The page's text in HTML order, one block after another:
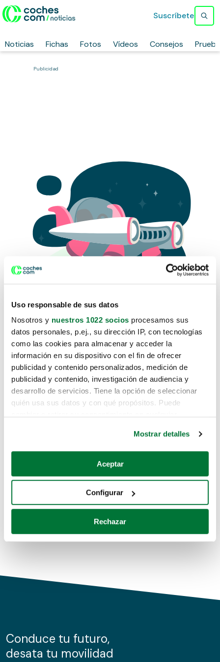
Uso responsable de sus datos
Nosotros y nuestros 1022 socios procesamos sus
datos personales, p.ej., su dirección IP, con tecnologías
como las cookies para almacenar y acceder la
información en su dispositivo con el fin de ofrecer
publicidad y contenido personalizados, medición de
publicidad y contenido, investigación de audiencia y
desarrollo de servicios. Tiene la opción de seleccionar
quién usa sus datos y con qué propósitos. Puede
Si lo permite, también quisiéramos:
Recopilar información sobre su ubicación geográfica
Identificar su dispositivo analizándolo activamente
para buscar características específicas (huellas
Obtenga más información sobre cómo se procesan sus
de cookies.
información sobre el uso que haga del sitio web con
nuestros partners de redes sociales, publicidad y análisis
Mostrar detalles
Aceptar
Configurar
Rechazar
Noticias Fichas Fotos Vídeos Consejos
Suscríbete
Publicidad
Lo sentimos, no sabemos como
te hemos traido hasta aquí.
Pero puedes encontrar el coche que estás
buscando en alguno de estos enlaces:
Coches de segunda mano
Coches de km0
Conduce tu futuro,
desata tu movilidad